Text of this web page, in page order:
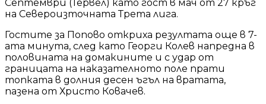
Септември (Тервел) като гост в мач от 27 кръг
на Североизточната Трета лига.
Гостите за Попово откриха резултата още в 7-
ата минута, след като Георги Колев напредна в
половината на домакините и с удар от
границата на наказателното поле прати
топката в долния десен ъгъл на вратата,
пазена от Христо Ковачев.